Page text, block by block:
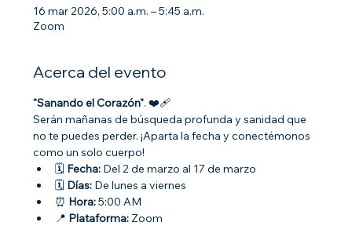
16 mar 2026, 5:00 a.m. – 5:45 a.m.
Zoom
Acerca del evento
"Sanando el Corazón". ❤️‍🩹
Serán mañanas de búsqueda profunda y sanidad que
no te puedes perder. ¡Aparta la fecha y conectémonos
como un solo cuerpo!
🗓 Fecha: Del 2 de marzo al 17 de marzo
🗓 Días: De lunes a viernes
⏰ Hora: 5:00 AM
📍 Plataforma: Zoom